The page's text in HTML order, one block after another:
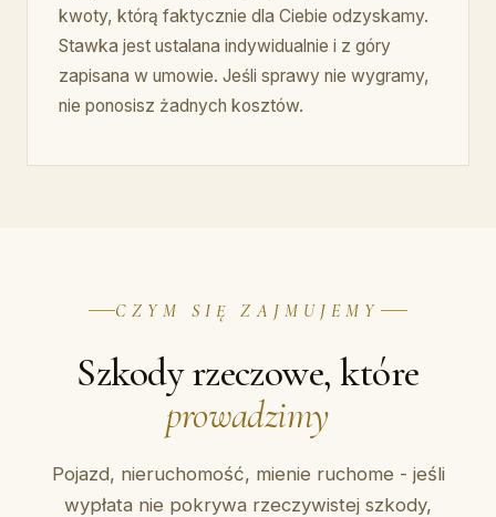
kwoty, którą faktycznie dla Ciebie odzyskamy.
Stawka jest ustalana indywidualnie i z góry
zapisana w umowie. Jeśli sprawy nie wygramy,
nie ponosisz żadnych kosztów.
CZYM SIĘ ZAJMUJEMY
Szkody rzeczowe, które
prowadzimy
Pojazd, nieruchomość, mienie ruchome - jeśli
wypłata nie pokrywa rzeczywistej szkody,